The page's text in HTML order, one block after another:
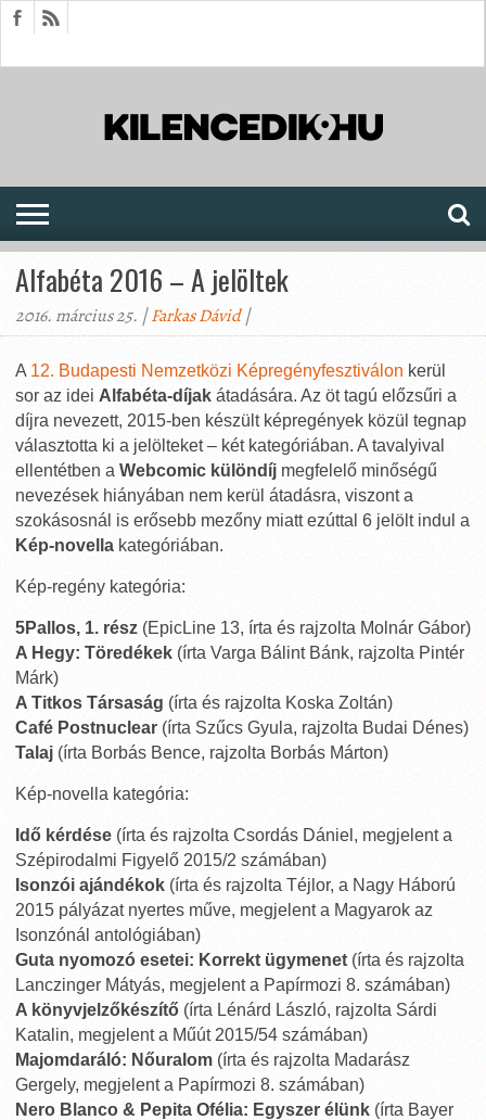
Alfabéta 2016 – A jelöltek
2016. március 25. |Farkas Dávid|
A 12. Budapesti Nemzetközi Képregényfesztiválon kerül
sor az idei Alfabéta-díjak átadására. Az öt tagú előzsűri a
díjra nevezett, 2015-ben készült képregények közül tegnap
választotta ki a jelölteket – két kategóriában. A tavalyival
ellentétben a Webcomic különdíj megfelelő minőségű
nevezések hiányában nem kerül átadásra, viszont a
szokásosnál is erősebb mezőny miatt ezúttal 6 jelölt indul a
Kép-novella kategóriában.
Kép-regény kategória:
5Pallos, 1. rész (EpicLine 13, írta és rajzolta Molnár Gábor)
A Hegy: Töredékek (írta Varga Bálint Bánk, rajzolta Pintér
Márk)
A Titkos Társaság (írta és rajzolta Koska Zoltán)
Café Postnuclear (írta Szűcs Gyula, rajzolta Budai Dénes)
Talaj (írta Borbás Bence, rajzolta Borbás Márton)
Kép-novella kategória:
Idő kérdése (írta és rajzolta Csordás Dániel, megjelent a
Szépirodalmi Figyelő 2015/2 számában)
Isonzói ajándékok (írta és rajzolta Téjlor, a Nagy Háború
2015 pályázat nyertes műve, megjelent a Magyarok az
Isonzónál antológiában)
Guta nyomozó esetei: Korrekt ügymenet(írta és rajzolta
Lanczinger Mátyás, megjelent a Papírmozi 8. számában)
A könyvjelzőkészítő (írta Lénárd László, rajzolta Sárdi
Katalin, megjelent a Műút 2015/54 számában)
Majomdaráló: Nőuralom (írta és rajzolta Madarász
Gergely, megjelent a Papírmozi 8. számában)
Nero Blanco & Pepita Ofélia: Egyszer élünk (írta Bayer